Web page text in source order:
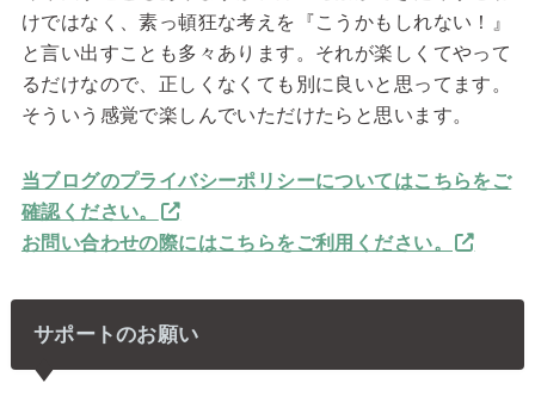
けではなく、素っ頓狂な考えを『こうかもしれない！』
と言い出すことも多々あります。それが楽しくてやって
るだけなので、正しくなくても別に良いと思ってます。
そういう感覚で楽しんでいただけたらと思います。
当ブログのプライバシーポリシーについてはこちらをご
確認ください。
お問い合わせの際にはこちらをご利用ください。
サポートのお願い